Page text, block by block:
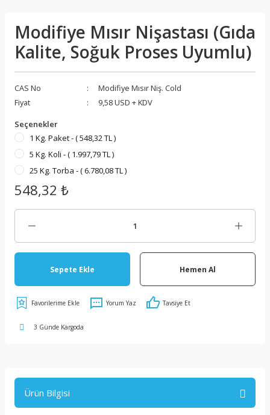
Modifiye Mısır Nişastası (Gıda
Kalite, Soğuk Proses Uyumlu)
CAS No
Modifiye Mısır Niş. Cold
Fiyat
9,58 USD + KDV
Seçenekler
1 Kg. Paket - ( 548,32 TL )
5 Kg. Koli - ( 1.997,79 TL )
25 Kg. Torba - ( 6.780,08 TL )
548,32 ₺
Sepete Ekle Hemen Al
Yorum Yaz Tavsiye Et
3 Günde Kargoda
Ürün Bilgisi